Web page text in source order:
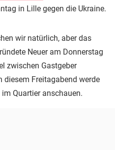
in Lille gegen die Ukraine.
wir natürlich, aber das
Neuer am Donnerstag
zwischen Gastgeber
diesem Freitagabend werde
Quartier anschauen.